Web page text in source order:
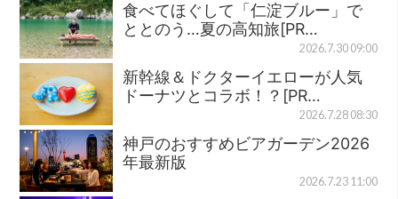
食べてほぐして「仁淀ブルー」で
ととのう…夏の高知旅[PR…
2026.7.30 09:00
新幹線＆ドクターイエローが人気
ドーナツとコラボ！？[PR…
2026.7.28 08:30
神戸のおすすめビアガーデン2026
年最新版
2026.7.23 11:00